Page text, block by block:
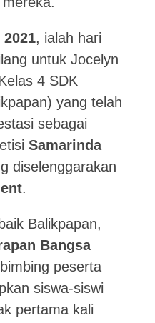
, ialah hari
untuk Jocelyn
4 SDK
yang telah
sebagai
Samarinda
diselenggarakan
.
Balikpapan,
Bangsa
peserta
siswa-siswi
pertama kali